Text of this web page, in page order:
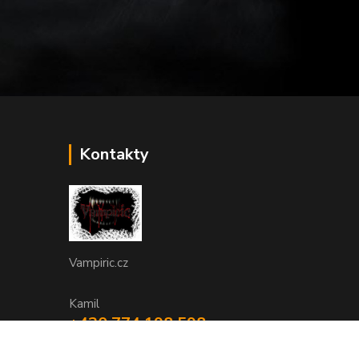
Kontakty
Vampiric.cz
Kamil
+420 774 198 598